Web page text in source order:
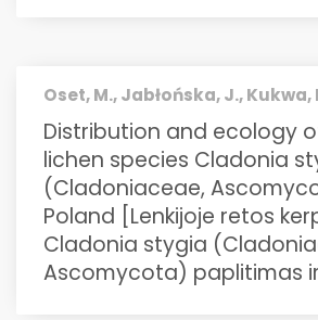
Oset, M., Jabłońska, J., Kukwa,
Distribution and ecology
lichen species Cladonia
(Cladoniaceae,
Poland [Lenkijoje retos
Cladonia stygia
Ascomycota) paplitimas